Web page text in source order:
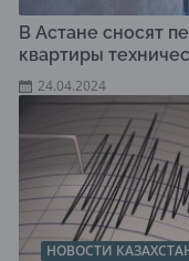
В Астане сносят
квартиры
24.04.2024
НОВОСТИ